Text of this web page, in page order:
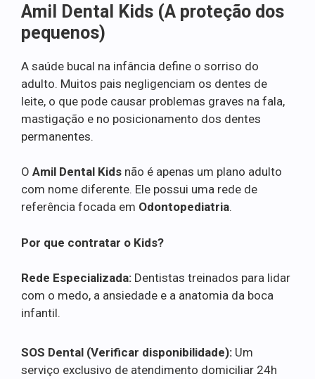
Amil Dental Kids (A proteção dos
pequenos)
A saúde bucal na infância define o sorriso do
adulto. Muitos pais negligenciam os dentes de
leite, o que pode causar problemas graves na fala,
mastigação e no posicionamento dos dentes
permanentes.
O Amil Dental Kids não é apenas um plano adulto
com nome diferente. Ele possui uma rede de
referência focada em Odontopediatria.
Por que contratar o Kids?
Rede Especializada: Dentistas treinados para lidar
com o medo, a ansiedade e a anatomia da boca
infantil.
SOS Dental (Verificar disponibilidade): Um
serviço exclusivo de atendimento domiciliar 24h